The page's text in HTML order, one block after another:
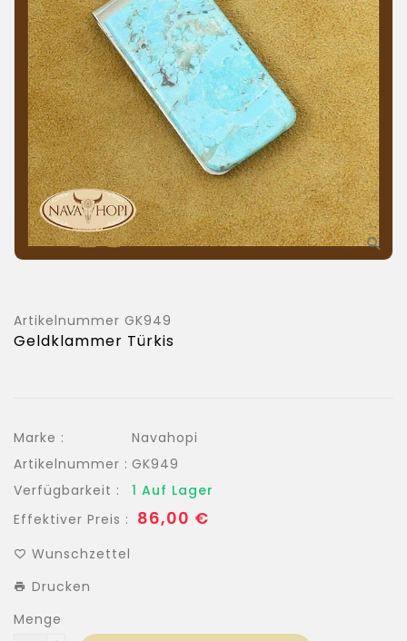
Artikelnummer GK949
Geldklammer Türkis
Marke :
Navahopi
Artikelnummer : GK949
Verfügbarkeit :
1 Auf Lager
Effektiver Preis : Normaler
86,00 €
Wunschzettel
Drucken
Menge